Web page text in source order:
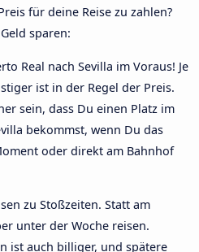
für deine Reise zu zahlen?
sparen:
Real nach Sevilla im Voraus! Je
ist in der Regel der Preis.
sein, dass Du einen Platz im
bekommst, wenn Du das
oder direkt am Bahnhof
zu Stoßzeiten. Statt am
unter der Woche reisen.
ist auch billiger, und spätere